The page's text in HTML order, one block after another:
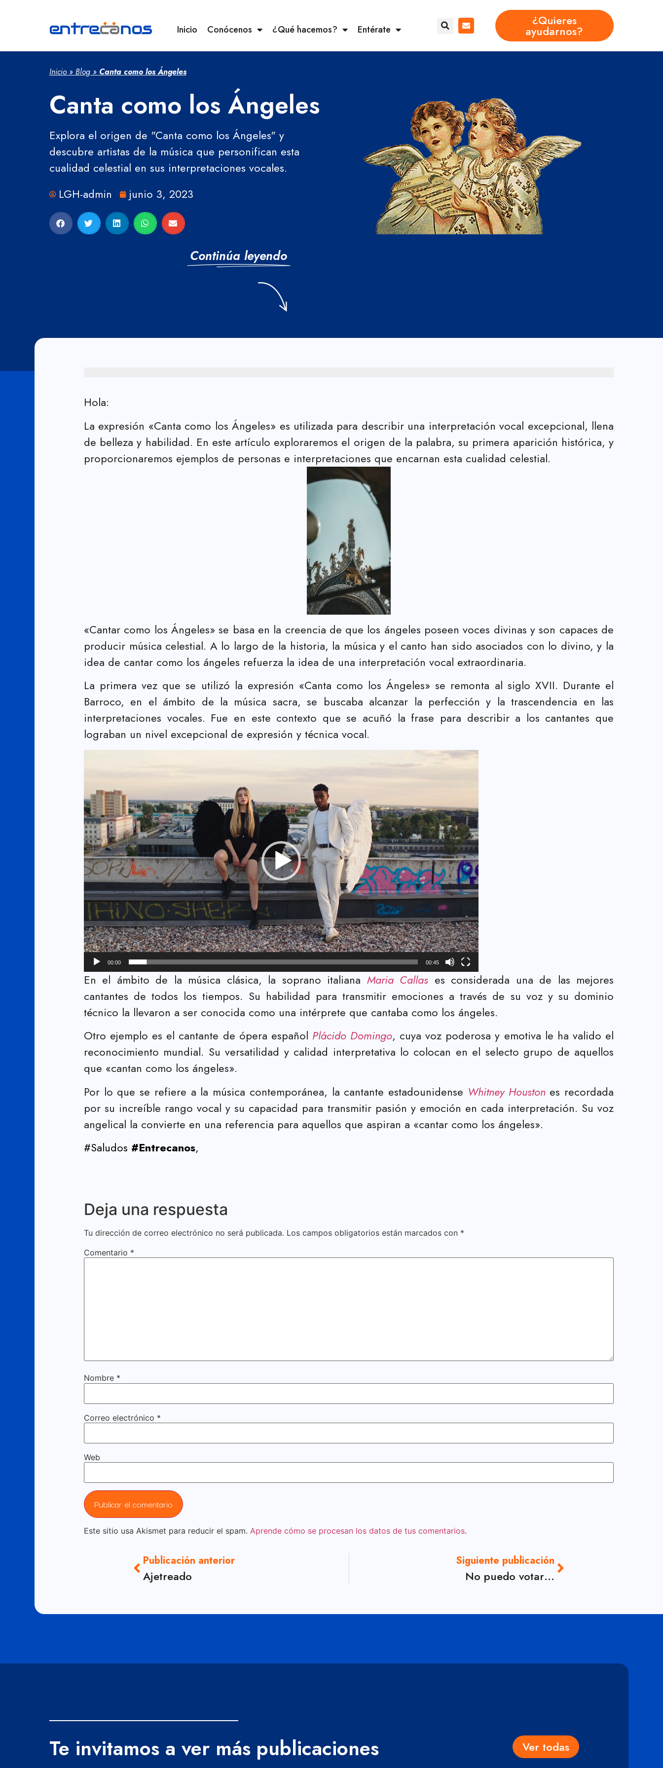
Inicio Conócenos ¿Qué hacemos? Entérate
¿Quieres
ayudarnos?
Inicio» Blog » Canta como los Ángeles
Canta como los Ángeles
Explora el origen de "Canta como los Ángeles" y
descubre artistas de la música que personifican esta
cualidad celestial en sus interpretaciones vocales.
LGH-admin
junio 3, 2023
Continúa leyendo
Hola:
La expresión «Canta como los Ángeles» es utilizada para describir una interpretación vocal excepcional, llena
de belleza y habilidad. En este artículo exploraremos el origen de la palabra, su primera aparición histórica, y
proporcionaremos ejemplos de personas e interpretaciones que encarnan esta cualidad celestial.
«Cantar como los Ángeles» se basa en la creencia de que los ángeles poseen voces divinas y son capaces de
producir música celestial. A lo largo de la historia, la música y el canto han sido asociados con lo divino, y la
idea de cantar como los ángeles refuerza la idea de una interpretación vocal extraordinaria.
La primera vez que se utilizó la expresión «Canta como los Ángeles» se remonta al siglo XVII. Durante el
Barroco, en el ámbito de la música sacra, se buscaba alcanzar la perfección y la trascendencia en las
interpretaciones vocales. Fue en este contexto que se acuñó la frase para describir a los cantantes que
lograban un nivel excepcional de expresión y técnica vocal.
vídeo
00:00 00:45
En el ámbito de la música clásica, la soprano italiana Maria Callas es considerada una de las mejores
cantantes de todos los tiempos. Su habilidad para transmitir emociones a través de su voz y su dominio
técnico la llevaron a ser conocida como una intérprete que cantaba como los ángeles.
Otro ejemplo es el cantante de ópera español Plácido Domingo, cuya voz poderosa y emotiva le ha valido el
reconocimiento mundial. Su versatilidad y calidad interpretativa lo colocan en el selecto grupo de aquellos
que «cantan como los ángeles».
Por lo que se refiere a la música contemporánea, la cantante estadounidense Whitney Houstones recordada
por su increíble rango vocal y su capacidad para transmitir pasión y emoción en cada interpretación. Su voz
angelical la convierte en una referencia para aquellos que aspiran a «cantar como los ángeles».
#Saludos #Entrecanos,
Deja una respuesta
Tu dirección de correo electrónico no será publicada. Los campos obligatorios están marcados con *
Comentario *
Nombre *
Correo electrónico *
Web
Este sitio usa Akismet para reducir el spam. Aprende cómo se procesan los datos de tus comentarios.
Publicación anterior
Ajetreado
Siguiente publicación
No puedo votar…
Te invitamos a ver más publicaciones Ver todas